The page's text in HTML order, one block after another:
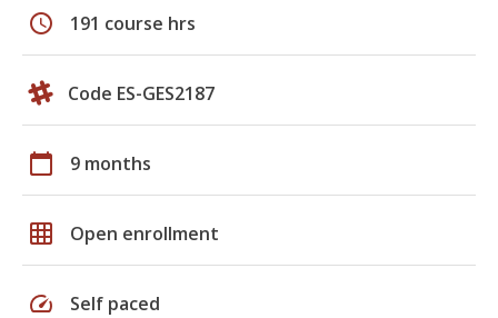
schedule 191 course hrs
Code ES-GES2187
calendar_today 9 months
grid_on Open enrollment
speed Self paced